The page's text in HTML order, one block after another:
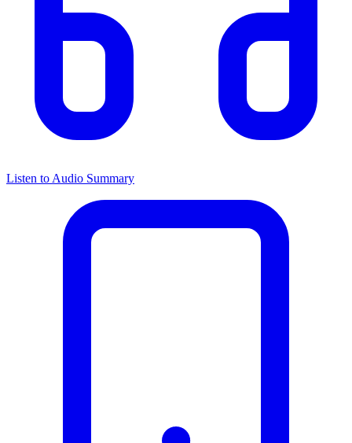
Listen to Audio Summary